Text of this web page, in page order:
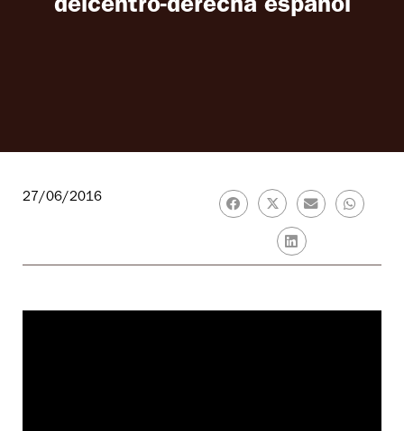
delcentro-derecha español
27/06/2016